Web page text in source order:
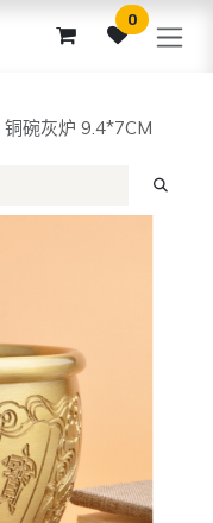
0
碗灰炉 9.4*7CM